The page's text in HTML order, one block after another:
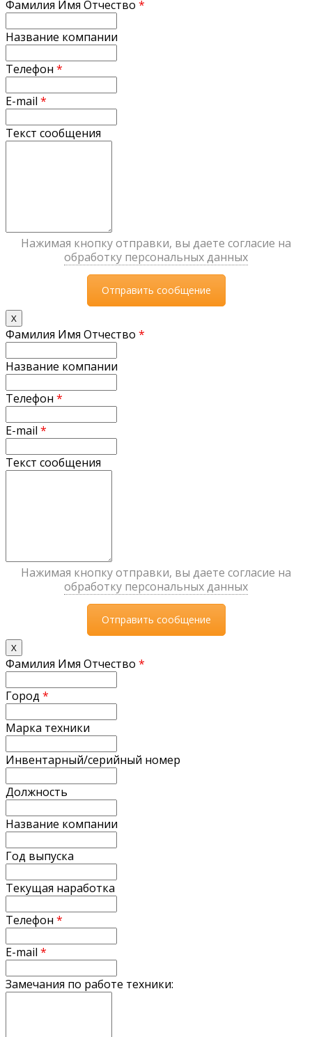
Фамилия Имя Отчество *
Название компании
Телефон *
E-mail *
Текст сообщения
Нажимая кнопку отправки, вы даете согласие на
обработку персональных данных
X
Фамилия Имя Отчество *
Название компании
Телефон *
E-mail *
Текст сообщения
Нажимая кнопку отправки, вы даете согласие на
обработку персональных данных
X
Фамилия Имя Отчество *
Город *
Марка техники
Инвентарный/серийный номер
Должность
Название компании
Год выпуска
Текущая наработка
Телефон *
E-mail *
Замечания по работе техники: